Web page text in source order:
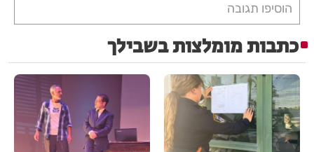
הוסיפו תגובה
כתבות מומלצות בשבילך